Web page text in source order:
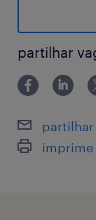
de
(TIC), com
em 1987, a
mais de 170
abordagem
partilhar
partilhar
imprime